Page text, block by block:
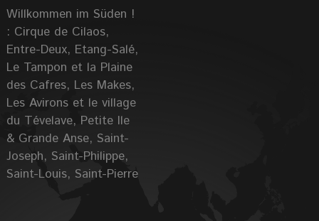
Willkommen im Süden !
: Cirque de Cilaos,
Entre-Deux, Etang-Salé,
Le Tampon et la Plaine
des Cafres, Les Makes,
Les Avirons et le village
du Tévelave, Petite Ile
& Grande Anse, Saint-
Joseph, Saint-Philippe,
Saint-Louis, Saint-Pierre